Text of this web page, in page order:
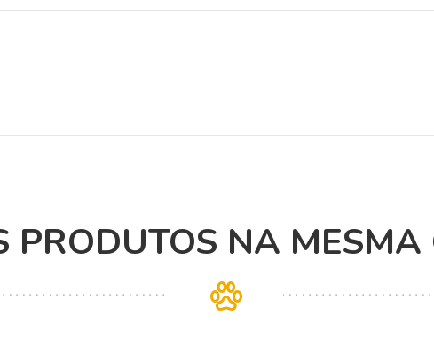
PRODUTOS NA MESMA